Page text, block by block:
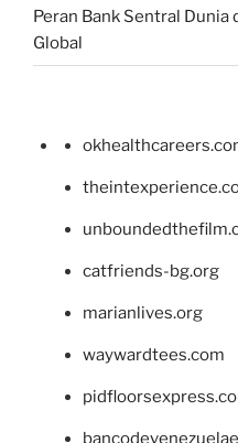
Peran Bank Sentral
Global
catfriends-bg.org
marianlives.org
waywardtees.com